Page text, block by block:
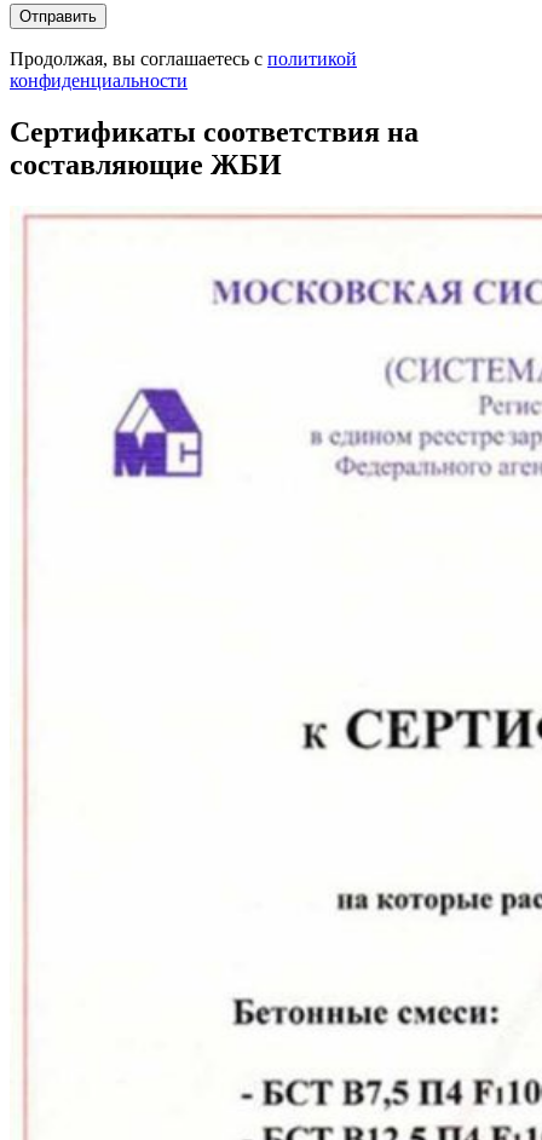
Продолжая, вы соглашаетесь с политикой
конфиденциальности
Сертификаты соответствия на
составляющие ЖБИ